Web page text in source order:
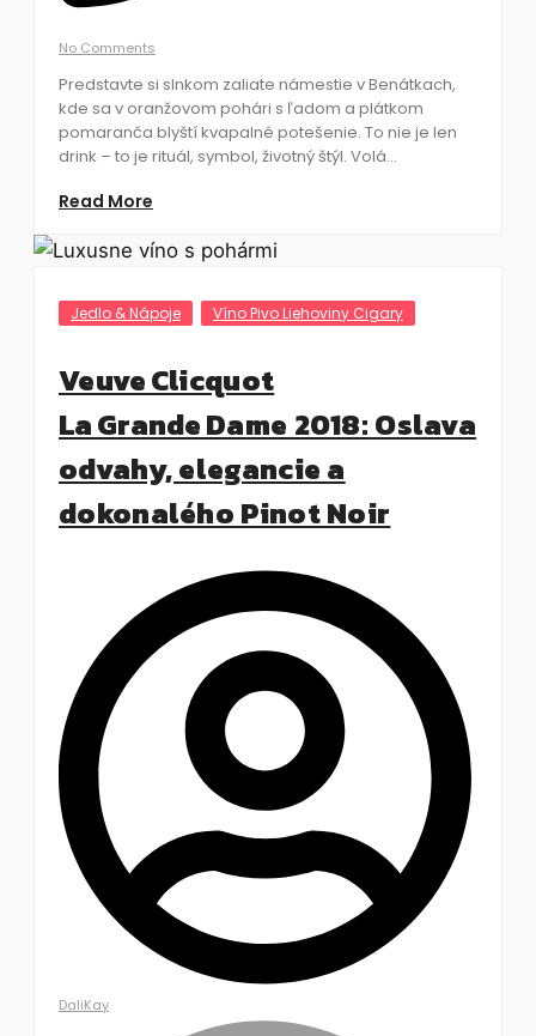
No Comments
Predstavte si slnkom zaliate námestie v Benátkach,
kde sa v oranžovom pohári s ľadom a plátkom
pomaranča blyští kvapalné potešenie. To nie je len
drink – to je rituál, symbol, životný štýl. Volá...
Read More
Jedlo & Nápoje Víno Pivo Liehoviny Cigary
Veuve Clicquot
La Grande Dame 2018: Oslava
odvahy, elegancie a
dokonalého Pinot Noir
DaliKay